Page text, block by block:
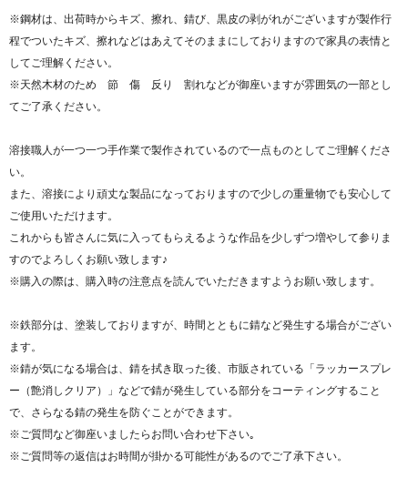
※鋼材は、出荷時からキズ、擦れ、錆び、黒皮の剥がれがございますが製作行
程でついたキズ、擦れなどはあえてそのままにしておりますので家具の表情と
してご理解ください。
※天然木材のため 節 傷 反り 割れなどが御座いますが雰囲気の一部とし
てご了承ください。
溶接職人が一つ一つ手作業で製作されているので一点ものとしてご理解くださ
い。
また、溶接により頑丈な製品になっておりますので少しの重量物でも安心して
ご使用いただけます。
これからも皆さんに気に入ってもらえるような作品を少しずつ増やして参りま
すのでよろしくお願い致します♪
※購入の際は、購入時の注意点を読んでいただきますようお願い致します。
※鉄部分は、塗装しておりますが、時間とともに錆など発生する場合がござい
ます。
※錆が気になる場合は、錆を拭き取った後、市販されている「ラッカースプレ
ー（艶消しクリア）」などで錆が発生している部分をコーティングすること
で、さらなる錆の発生を防ぐことができます。
※ご質問など御座いましたらお問い合わせ下さい｡
※ご質問等の返信はお時間が掛かる可能性があるのでご了承下さい。